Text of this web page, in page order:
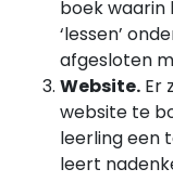
boek waarin
‘lessen’
afgesloten
Website. Er
website te
leerling een
leert